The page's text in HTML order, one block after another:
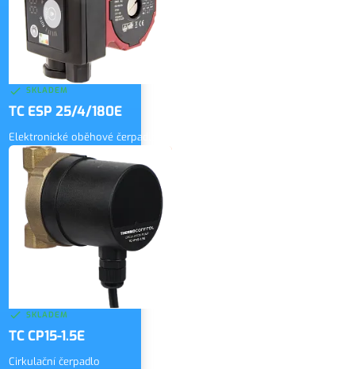
SKLADEM
TC ESP 25/4/180E
Elektronické oběhové čerpadlo
2 500 Kč bez DPH
3 025 Kč vč. DPH
ZOBRAZIT
SKLADEM
TC CP15-1.5E
Cirkulační čerpadlo